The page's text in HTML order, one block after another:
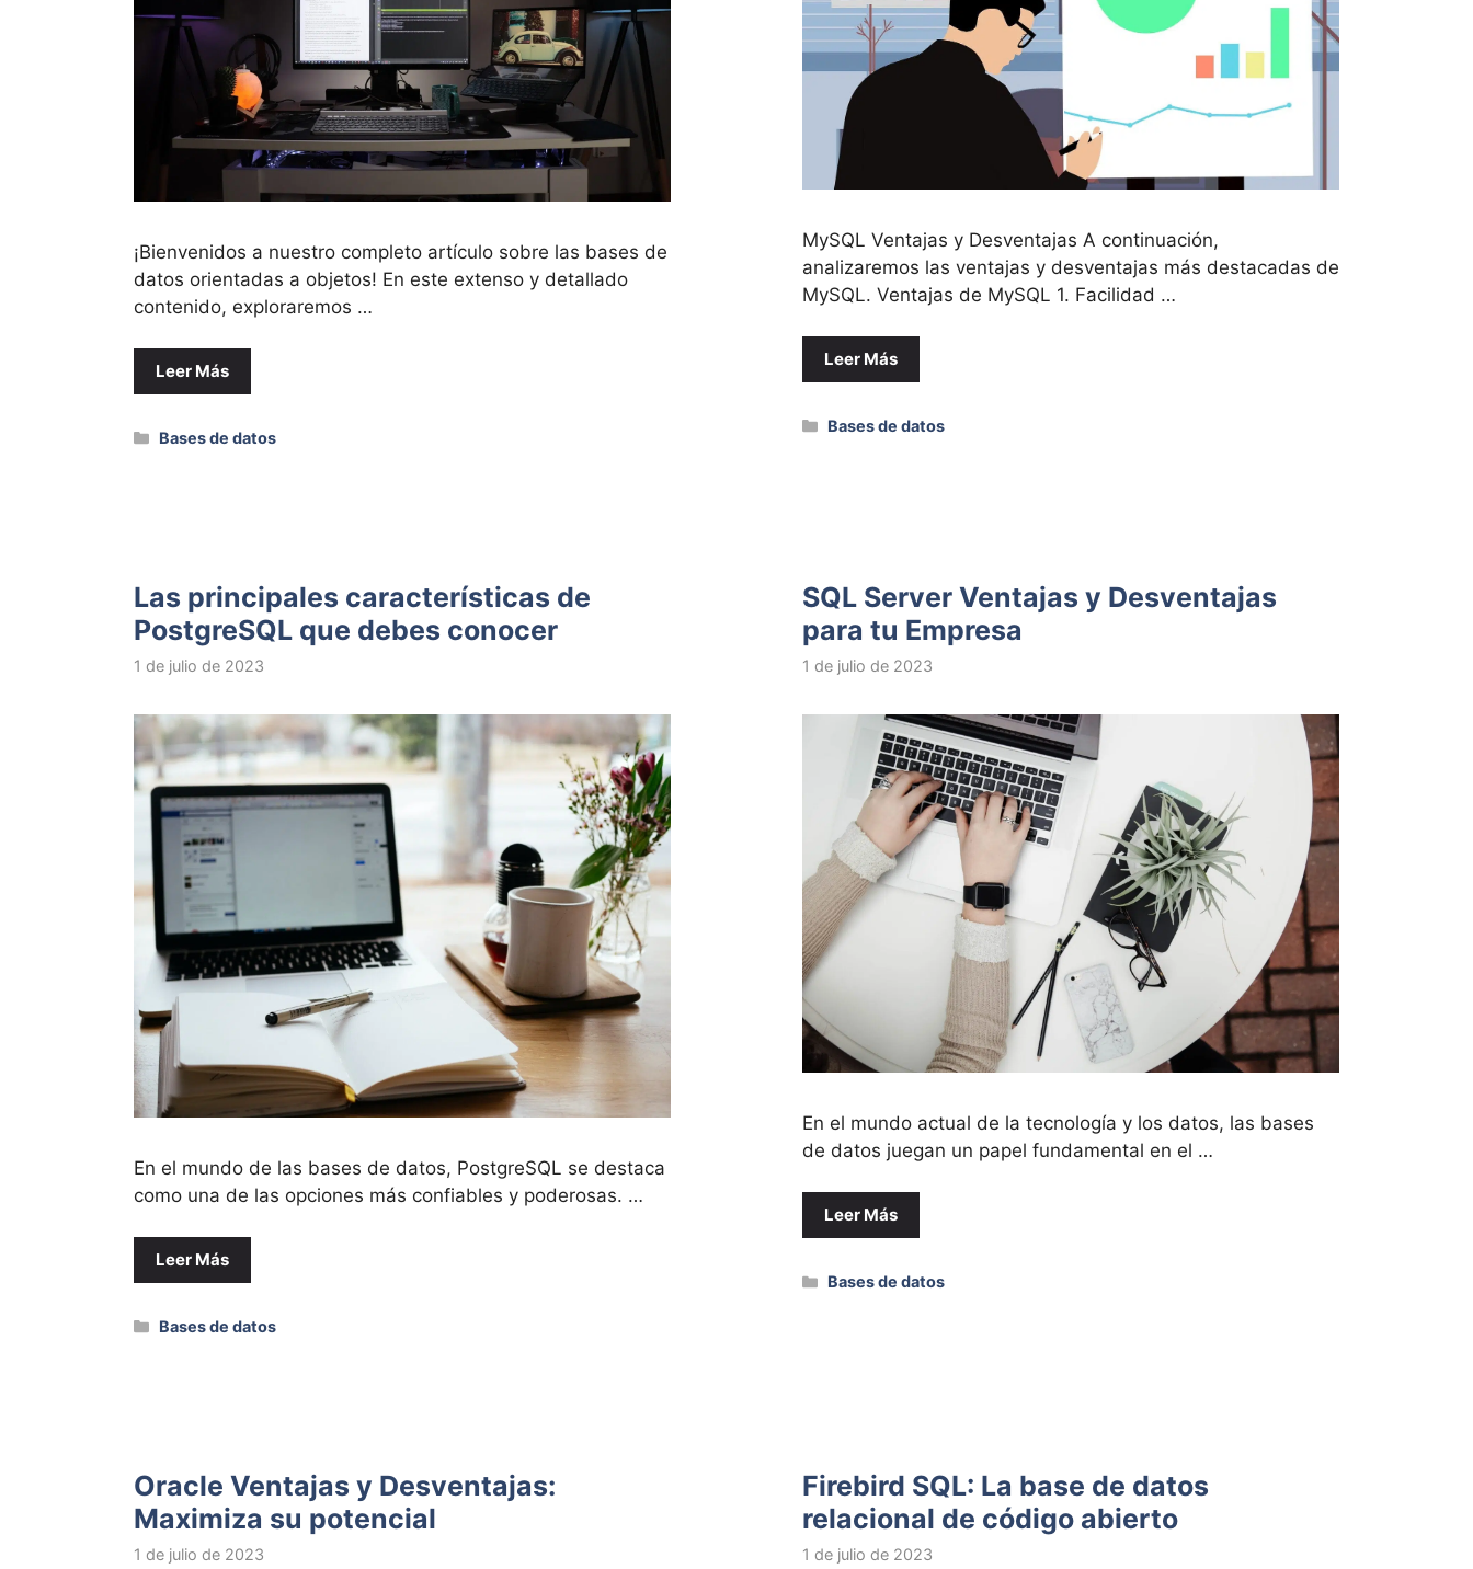
¡Bienvenidos a nuestro completo artículo sobre las bases de
datos orientadas a objetos! En este extenso y detallado
contenido, exploraremos …
Leer Más
Categorías
Bases de datos
MySQL Ventajas y Desventajas A continuación,
analizaremos las ventajas y desventajas más destacadas de
MySQL. Ventajas de MySQL 1. Facilidad …
Leer Más
Categorías
Bases de datos
Las principales características de
PostgreSQL que debes conocer
1 de julio de 2023
En el mundo de las bases de datos, PostgreSQL se destaca
como una de las opciones más confiables y poderosas. …
Leer Más
Categorías
Bases de datos
SQL Server Ventajas y Desventajas
para tu Empresa
1 de julio de 2023
En el mundo actual de la tecnología y los datos, las bases
de datos juegan un papel fundamental en el …
Leer Más
Categorías
Bases de datos
Oracle Ventajas y Desventajas:
Maximiza su potencial
1 de julio de 2023
Firebird SQL: La base de datos
relacional de código abierto
1 de julio de 2023